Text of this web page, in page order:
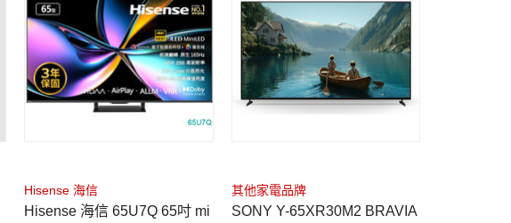
Hisense 海信
Hisense 海信 65U7Q 65吋 mi
其他家電品牌
SONY Y-65XR30M2 BRAVIA